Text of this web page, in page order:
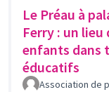
Le Préau à
Ferry : un lieu
enfants dans
éducatifs
Association de